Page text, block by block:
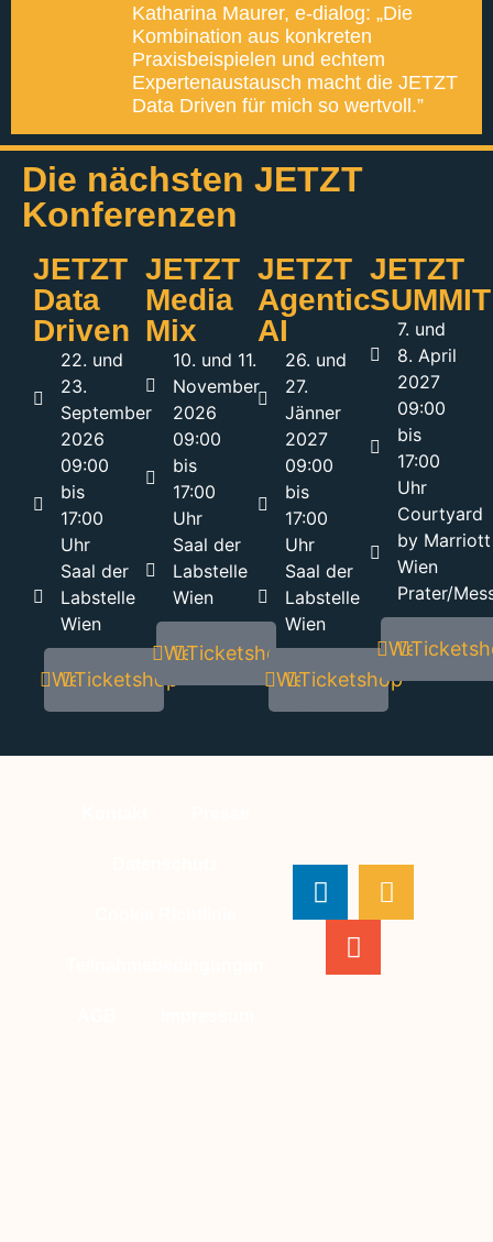
Katharina Maurer, e‑dialog: „Die
Kombination aus konkreten
Praxisbeispielen und echtem
Expertenaustausch macht die JETZT
Data Driven für mich so wertvoll.”
Die nächsten JETZT
Konferenzen
JETZT
Data
Driven
22. und
23.
September
2026
09:00
bis
17:00
Uhr
Saal der
Labstelle
Wien
Webseite
Ticketshop
JETZT
Media
Mix
10. und 11.
November
2026
09:00
bis
17:00
Uhr
Saal der
Labstelle
Wien
Webseite
Ticketshop
JETZT
Agentic
AI
26. und
27.
Jänner
2027
09:00
bis
17:00
Uhr
Saal der
Labstelle
Wien
Webseite
Ticketshop
JETZT
SUMMIT
7. und
8. April
2027
09:00
bis
17:00
Uhr
Courtyard
by Marriott
Wien
Prater/
Webseite